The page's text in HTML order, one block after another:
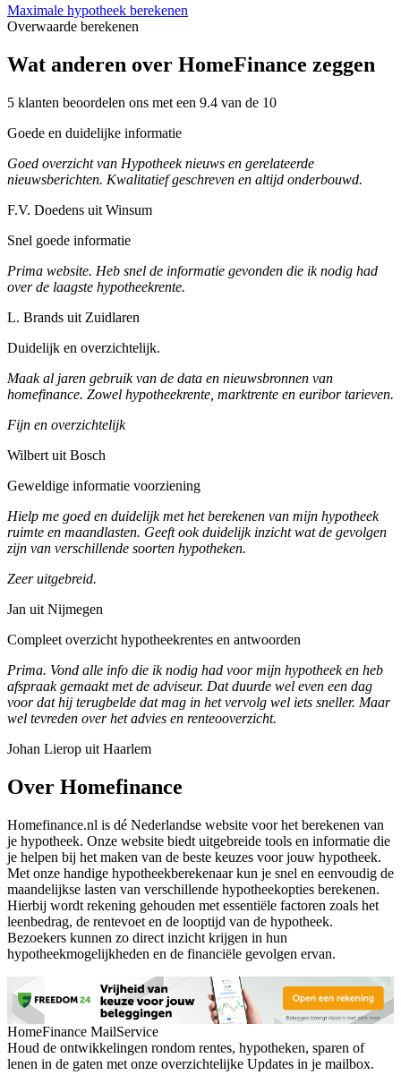
Maximale hypotheek berekenen
Overwaarde berekenen
Wat anderen over HomeFinance zeggen
5 klanten beoordelen ons met een 9.4 van de 10
Goede en duidelijke informatie
Goed overzicht van Hypotheek nieuws en gerelateerde
nieuwsberichten. Kwalitatief geschreven en altijd onderbouwd.
F.V. Doedens uit Winsum
Snel goede informatie
Prima website. Heb snel de informatie gevonden die ik nodig had
over de laagste hypotheekrente.
L. Brands uit Zuidlaren
Duidelijk en overzichtelijk.
Maak al jaren gebruik van de data en nieuwsbronnen van
homefinance. Zowel hypotheekrente, marktrente en euribor tarieven.
Fijn en overzichtelijk
Wilbert uit Bosch
Geweldige informatie voorziening
Hielp me goed en duidelijk met het berekenen van mijn hypotheek
ruimte en maandlasten. Geeft ook duidelijk inzicht wat de gevolgen
zijn van verschillende soorten hypotheken.
Zeer uitgebreid.
Jan uit Nijmegen
Compleet overzicht hypotheekrentes en antwoorden
Prima. Vond alle info die ik nodig had voor mijn hypotheek en heb
afspraak gemaakt met de adviseur. Dat duurde wel even een dag
voor dat hij terugbelde dat mag in het vervolg wel iets sneller. Maar
wel tevreden over het advies en renteooverzicht.
Johan Lierop uit Haarlem
Over Homefinance
Homefinance.nl is dé Nederlandse website voor het berekenen van
je hypotheek. Onze website biedt uitgebreide tools en informatie die
je helpen bij het maken van de beste keuzes voor jouw hypotheek.
Met onze handige hypotheekberekenaar kun je snel en eenvoudig de
maandelijkse lasten van verschillende hypotheekopties berekenen.
Hierbij wordt rekening gehouden met essentiële factoren zoals het
leenbedrag, de rentevoet en de looptijd van de hypotheek.
Bezoekers kunnen zo direct inzicht krijgen in hun
hypotheekmogelijkheden en de financiële gevolgen ervan.
HomeFinance MailService
Houd de ontwikkelingen rondom rentes, hypotheken, sparen of
lenen in de gaten met onze overzichtelijke Updates in je mailbox.